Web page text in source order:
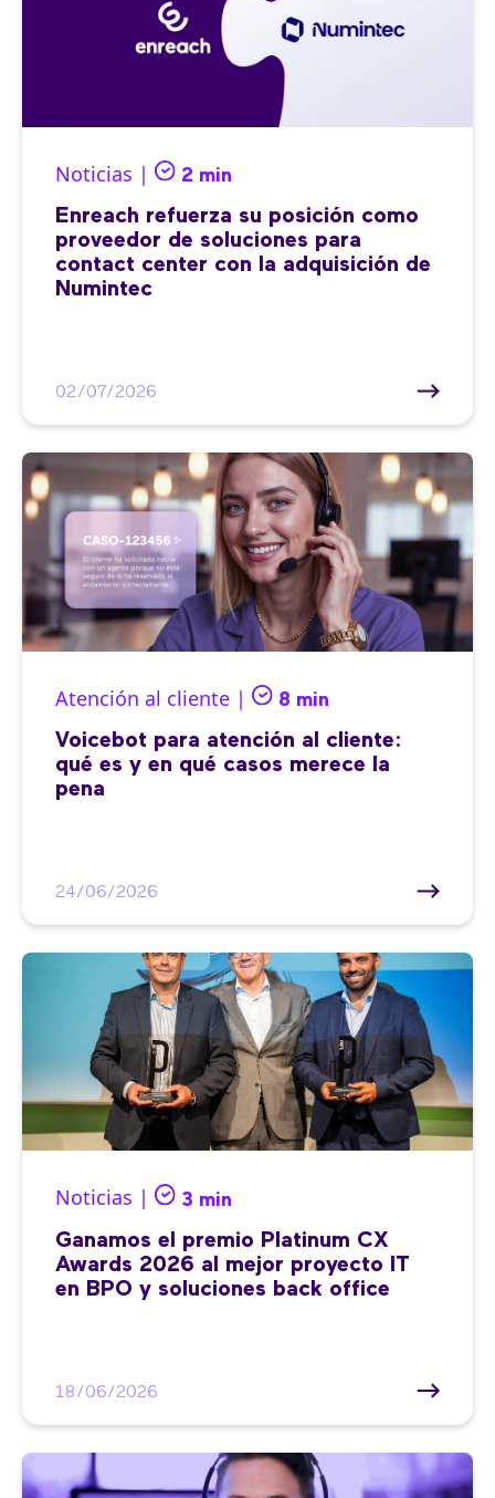
Noticias | 2 min
Enreach refuerza su posición como
proveedor de soluciones para
contact center con la adquisición de
Numintec
02/07/2026
Atención al cliente | 8 min
Voicebot para atención al cliente:
qué es y en qué casos merece la
pena
24/06/2026
Noticias | 3 min
Ganamos el premio Platinum CX
Awards 2026 al mejor proyecto IT
en BPO y soluciones back office
18/06/2026